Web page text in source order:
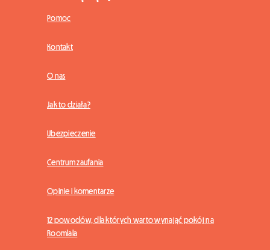
Pomoc
Kontakt
O nas
Jak to działa?
Ubezpieczenie
Centrum zaufania
Opinie i komentarze
12 powodów, dla których warto wynająć pokój na
Roomlala